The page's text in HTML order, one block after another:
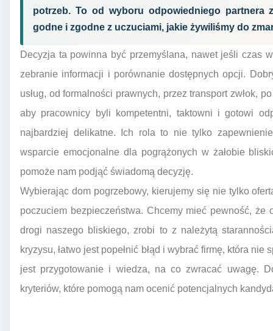
potrzeb. To od wyboru odpowiedniego partnera
godne i zgodne z uczuciami, jakie żywiliśmy do
Decyzja ta powinna być przemyślana, nawet jeśli czas
zebranie informacji i porównanie dostępnych opcji.
usług, od formalności prawnych, przez transport zwłok,
aby pracownicy byli kompetentni, taktowni i gotowi
najbardziej delikatne. Ich rola to nie tylko
wsparcie emocjonalne dla pogrążonych w żałobie
pomoże nam podjąć świadomą decyzję.
Wybierając dom pogrzebowy, kierujemy się nie tylko
poczuciem bezpieczeństwa. Chcemy mieć pewność,
drogi naszego bliskiego, zrobi to z należytą
kryzysu, łatwo jest popełnić błąd i wybrać firmę, która
jest przygotowanie i wiedza, na co zwracać uwagę.
kryteriów, które pomogą nam ocenić potencjalnych